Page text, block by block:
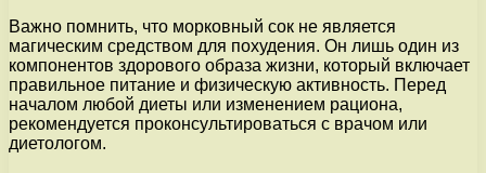
Важно помнить, что морковный сок не является
магическим средством для похудения. Он лишь один из
компонентов здорового образа жизни, который включает
правильное питание и физическую активность. Перед
началом любой диеты или изменением рациона,
рекомендуется проконсультироваться с врачом или
диетологом.